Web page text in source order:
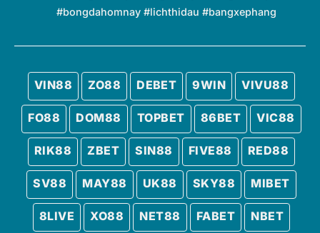
#bongdahomnay #lichthidau #bangxephang
VIN88 ZO88 DEBET 9WIN VIVU88
FO88 DOM88 TOPBET 86BET VIC88
RIK88 ZBET SIN88 FIVE88 RED88
SV88 MAY88 UK88 SKY88 MIBET
8LIVE XO88 NET88 FABET NBET